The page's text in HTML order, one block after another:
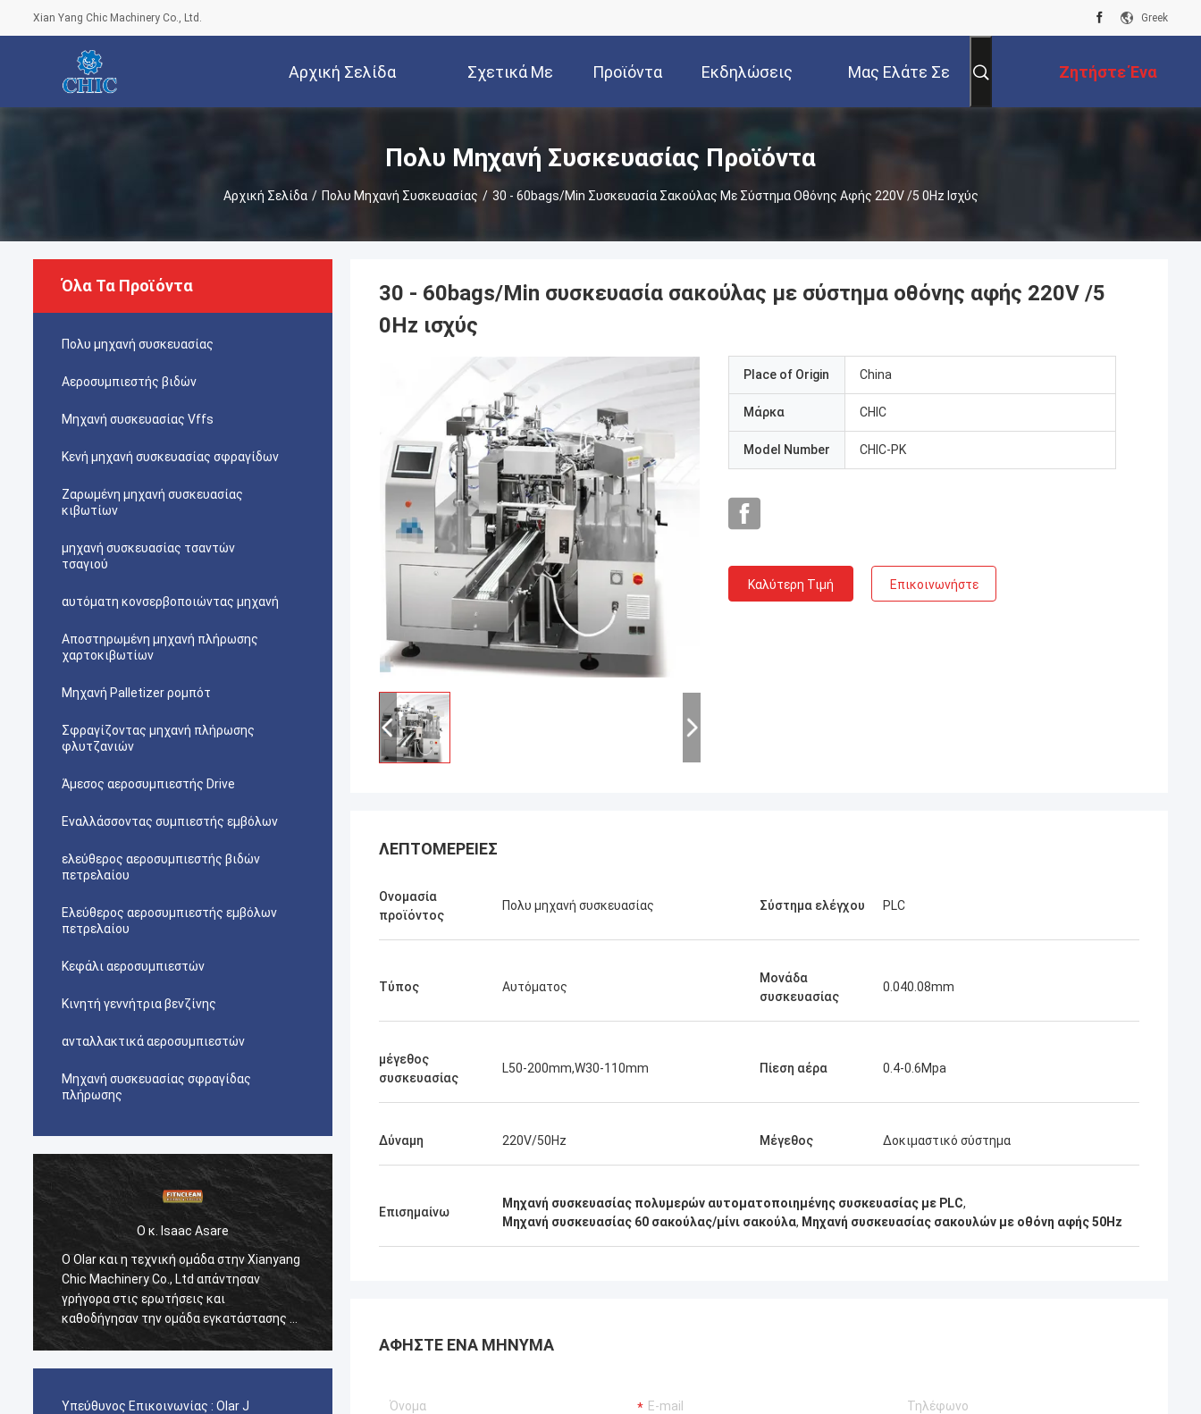
Xian Yang Chic Machinery Co., Ltd. Greek
Αρχική Σελίδα Σχετικά Με
Εμάς
Προϊόντα Εκδηλώσεις Μας Ελάτε Σε Ζητήστε Ένα
Απόσπασμα
Πολυ Μηχανή Συσκευασίας Προϊόντα
Αρχική Σελίδα / Πολυ Μηχανή Συσκευασίας / 30 - 60bags/Min Συσκευασία Σακούλας Με Σύστημα Οθόνης Αφής 220V /5 0Hz Ισχύς
Όλα Τα Προϊόντα
Πολυ μηχανή συσκευασίας
Αεροσυμπιεστής βιδών
Μηχανή συσκευασίας Vffs
Κενή μηχανή συσκευασίας σφραγίδων
Ζαρωμένη μηχανή συσκευασίας
κιβωτίων
μηχανή συσκευασίας τσαντών
τσαγιού
αυτόματη κονσερβοποιώντας μηχανή
Αποστηρωμένη μηχανή πλήρωσης
χαρτοκιβωτίων
Μηχανή Palletizer ρομπότ
Σφραγίζοντας μηχανή πλήρωσης
φλυτζανιών
Άμεσος αεροσυμπιεστής Drive
Εναλλάσσοντας συμπιεστής εμβόλων
ελεύθερος αεροσυμπιεστής βιδών
πετρελαίου
Ελεύθερος αεροσυμπιεστής εμβόλων
πετρελαίου
Κεφάλι αεροσυμπιεστών
Κινητή γεννήτρια βενζίνης
ανταλλακτικά αεροσυμπιεστών
Μηχανή συσκευασίας σφραγίδας
πλήρωσης
Ο κ. Isaac Asare
Ο Olar και η τεχνική ομάδα στην Xianyang
Chic Machinery Co., Ltd απάντησαν
γρήγορα στις ερωτήσεις και
καθοδήγησαν την ομάδα εγκατάστασης σε
όλη τη διαδικασία. Στο τέλος, το
αγορά.
Ο κ. Isaac Asare
όλη τη διαδικασία. Στο τέλος, το
αγορά.
Υπεύθυνος Επικοινωνίας : Olar J
30 - 60bags/Min συσκευασία σακούλας με σύστημα οθόνης αφής 220V /5
0Hz ισχύς
Place of Origin China
Μάρκα CHIC
Model Number CHIC-PK
Καλύτερη Τιμή Επικοινωνήστε
ΛΕΠΤΟΜΈΡΕΙΕΣ
Ονομασία
προϊόντος
Πολυ μηχανή συσκευασίας Σύστημα ελέγχου PLC
Τύπος Αυτόματος
Μονάδα
συσκευασίας
0.040.08mm
μέγεθος
συσκευασίας
L50-200mm,W30-110mm Πίεση αέρα 0.4-0.6Mpa
Δύναμη 220V/50Hz Μέγεθος Δοκιμαστικό σύστημα
Επισημαίνω
Μηχανή συσκευασίας πολυμερών αυτοματοποιημένης συσκευασίας με PLC,
Μηχανή συσκευασίας 60 σακούλας/μίνι σακούλα, Μηχανή συσκευασίας σακουλών με οθόνη αφής 50Hz
ΑΦΉΣΤΕ ΈΝΑ ΜΉΝΥΜΑ